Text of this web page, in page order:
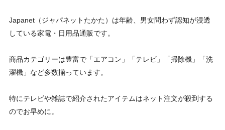
Japanet（ジャパネットたかた）は年齢、男女問わず認知が浸透
している家電・日用品通販です。
商品カテゴリーは豊富で「エアコン」「テレビ」「掃除機」「洗
濯機」など多数揃っています。
特にテレビや雑誌で紹介されたアイテムはネット注文が殺到する
のでお早めに。